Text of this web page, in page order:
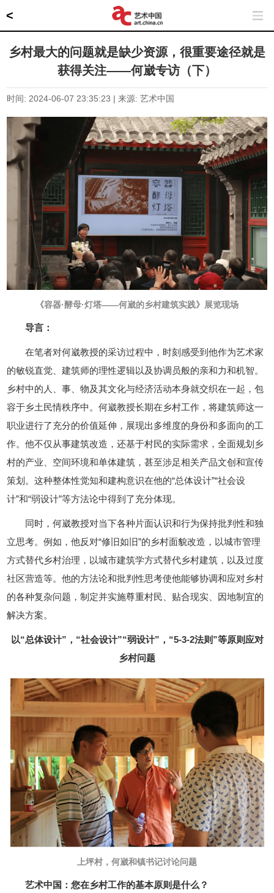
<
乡村最大的问题就是缺少资源，很重要途径就是
获得关注——何崴专访（下）
时间: 2024-06-07 23:35:23 | 来源: 艺术中国
《容器·酵母·灯塔——何崴的乡村建筑实践》展览现场
导言：
在笔者对何崴教授的采访过程中，时刻感受到他作为艺术家
的敏锐直觉、建筑师的理性逻辑以及协调员般的亲和力和机智。
乡村中的人、事、物及其文化与经济活动本身就交织在一起，包
容于乡土民情秩序中。何崴教授长期在乡村工作，将建筑师这一
职业进行了充分的价值延伸，展现出多维度的身份和多面向的工
作。他不仅从事建筑改造，还基于村民的实际需求，全面规划乡
村的产业、空间环境和单体建筑，甚至涉足相关产品文创和宣传
策划。这种整体性觉知和建构意识在他的“总体设计”“社会设
计”和“弱设计”等方法论中得到了充分体现。
同时，何崴教授对当下各种片面认识和行为保持批判性和独
立思考。例如，他反对“修旧如旧”的乡村面貌改造，以城市管理
方式替代乡村治理，以城市建筑学方式替代乡村建筑，以及过度
社区营造等。他的方法论和批判性思考使他能够协调和应对乡村
的各种复杂问题，制定并实施尊重村民、贴合现实、因地制宜的
解决方案。
以“总体设计”，“社会设计”“弱设计”，“5-3-2法则”等原则应对
乡村问题
上坪村，何崴和镇书记讨论问题
艺术中国：您在乡村工作的基本原则是什么？